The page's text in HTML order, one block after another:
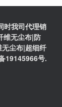
时我司代理销
维无尘布|防
尘布|超细纤
19145966号.